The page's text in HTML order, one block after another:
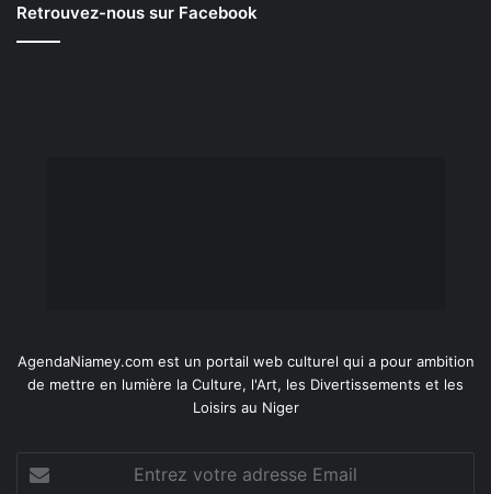
Retrouvez-nous sur Facebook
AgendaNiamey.com est un portail web culturel qui a pour ambition
de mettre en lumière la Culture, l'Art, les Divertissements et les
Loisirs au Niger
votre